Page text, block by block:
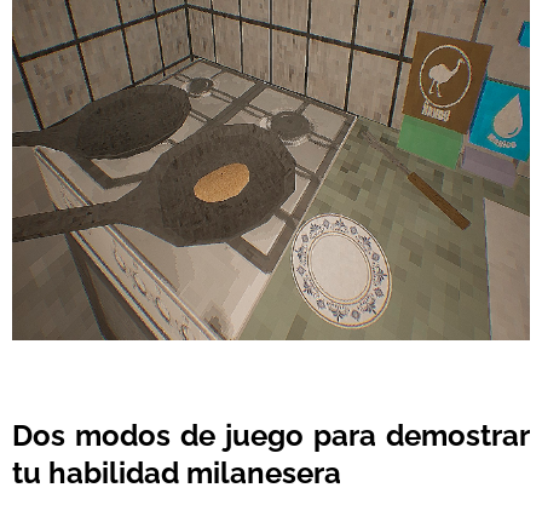
Dos modos de juego para demostrar
tu habilidad milanesera